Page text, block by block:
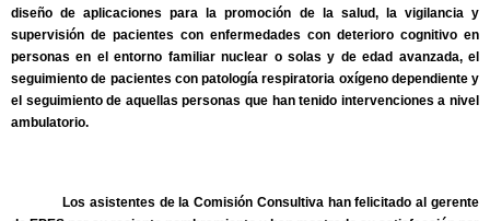
diseño de aplicaciones para la promoción de la salud, la vigilancia y
supervisión de pacientes con enfermedades con deterioro cognitivo en
personas en el entorno familiar nuclear o solas y de edad avanzada, el
seguimiento de pacientes con patología respiratoria oxígeno dependiente y
el seguimiento de aquellas personas que han tenido intervenciones a nivel
ambulatorio.
Los asistentes de la Comisión Consultiva han felicitado al gerente